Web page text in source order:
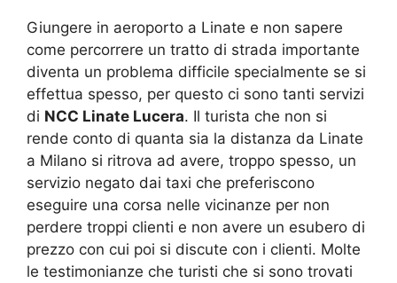
Giungere in aeroporto a Linate e non sapere
come percorrere un tratto di strada importante
diventa un problema difficile specialmente se si
effettua spesso, per questo ci sono tanti servizi
di NCC Linate Lucera. Il turista che non si
rende conto di quanta sia la distanza da Linate
a Milano si ritrova ad avere, troppo spesso, un
servizio negato dai taxi che preferiscono
eseguire una corsa nelle vicinanze per non
perdere troppi clienti e non avere un esubero di
prezzo con cui poi si discute con i clienti. Molte
le testimonianze che turisti che si sono trovati